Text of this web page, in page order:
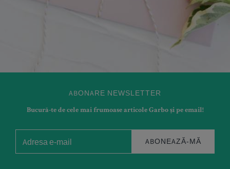
ABONARE NEWSLETTER
Bucură-te de cele mai frumoase articole Garbo și pe email!
ABONEAZĂ-MĂ